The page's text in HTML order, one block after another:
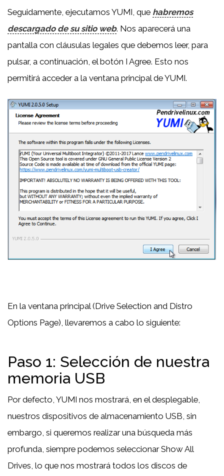
Seguidamente, ejecutamos YUMI, que habremos
descargado de su sitio web. Nos aparecerá una
pantalla con cláusulas legales que debemos leer, para
pulsar, a continuación, el botón I Agree. Esto nos
permitirá acceder a la ventana principal de YUMI.
En la ventana principal (Drive Selection and Distro
Options Page), llevaremos a cabo lo siguiente:
Paso 1: Selección de nuestra
memoria USB
Por defecto, YUMI nos mostrará, en el desplegable,
nuestros dispositivos de almacenamiento USB, sin
embargo, si queremos realizar una búsqueda más
profunda, siempre podemos seleccionar Show All
Drives, lo que nos mostrará todos los discos de